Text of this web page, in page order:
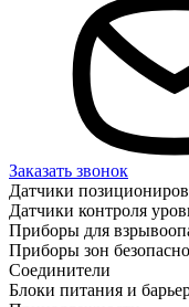
Заказать звонок
Датчики
Датчики контроля
Приборы для
Приборы зон
Соединители
Блоки питания и